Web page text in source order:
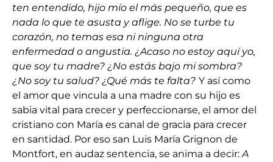
ten entendido, hijo mío el más pequeño, que es
nada lo que te asusta y aflige. No se turbe tu
corazón, no temas esa ni ninguna otra
enfermedad o angustia. ¿Acaso no estoy aquí yo,
que soy tu madre? ¿No estás bajo mi sombra?
¿No soy tu salud? ¿Qué más te falta? Y así como
el amor que vincula a una madre con su hijo es
sabia vital para crecer y perfeccionarse, el amor del
cristiano con María es canal de gracia para crecer
en santidad. Por eso san Luis María Grignon de
Montfort, en audaz sentencia, se anima a decir:A